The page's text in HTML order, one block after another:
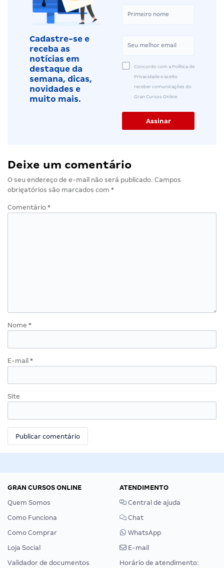
Cadastre-se e
receba as
notícias em
destaque da
semana, dicas,
novidades e
muito mais.
Concordo com a Política de
Privacidade e aceito
receber comunicações do
Gran Cursos Online.
Deixe um comentário
O seu endereço de e-mail não será publicado. Campos
obrigatórios são marcados com *
Comentário *
Nome *
E-mail *
Site
GRAN CURSOS ONLINE
Quem Somos
Como Funciona
Como Comprar
Loja Social
Validador de documentos
ATENDIMENTO
Central de ajuda
Chat
WhatsApp
E-mail
Horário de atendimento: